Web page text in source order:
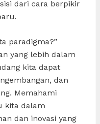
dari cara berpikir
paradigma?”
yang lebih dalam
kita dapat
dan
Memahami
kita dalam
dan inovasi yang